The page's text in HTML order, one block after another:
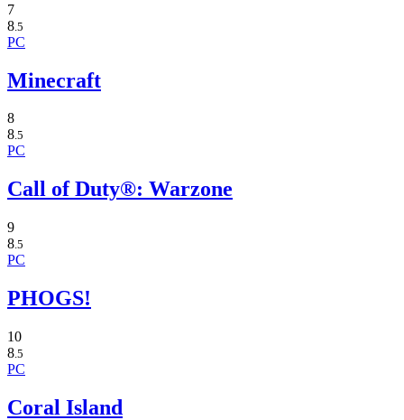
7
8 .5
PC
Minecraft
8
8.5
PC
Call of Duty®: Warzone
9
8.5
PC
PHOGS!
10
8.5
PC
Coral Island